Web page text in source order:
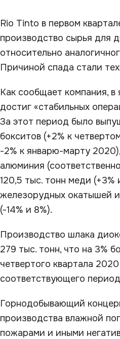
Rio Tinto в первом
производство сырья для
относительно
Причиной спада стали
Как сообщает компания,
достиг «стабильных
За этот период было
бокситов (+2% к
-2% к январю-марту
алюминия
120,5 тыс. тонн меди (+3%
железорудных окатышей
(-14% и 8%).
Производство шлака
279 тыс. тонн, что на 3%
четвертого квартала
соответствующего
Горнодобывающий
производства влажной
пожарами и иными